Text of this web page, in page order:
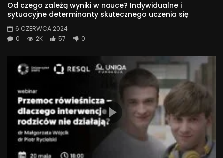
Od czego zależą wyniki w nauce? Indywidualne i
sytuacyjne determinanty skutecznego uczenia się
6 CZERWCA 2024
0
2K 57 0